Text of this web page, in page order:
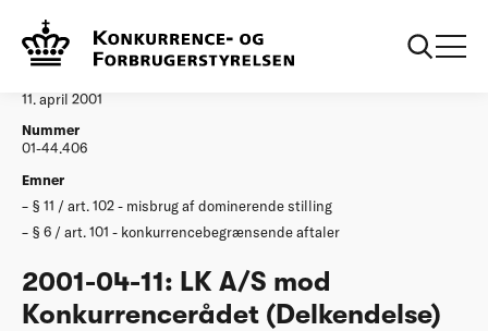
Afgørelser
11. april 2001
Nummer
01-44.406
Emner
§ 11 / art. 102 - misbrug af dominerende stilling
§ 6 / art. 101 - konkurrencebegrænsende aftaler
2001-04-11: LK A/S mod
Konkurrencerådet (Delkendelse)